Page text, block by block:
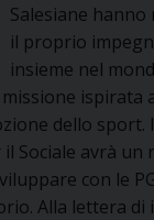
Salesiane
il proprio
insieme nel
ispirata
dello sport.
Sociale avrà un
con le
Alla lettera di